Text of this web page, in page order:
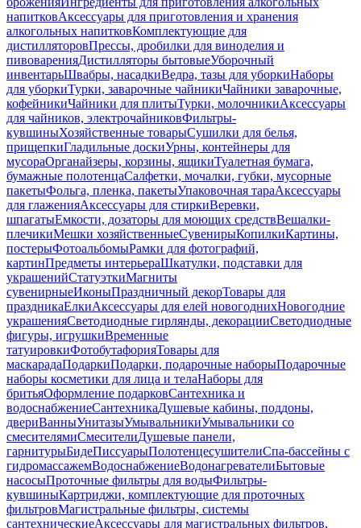
напитковАксессуары для приготовления и хранения
алкогольных напитковКомплектующие для
дистилляторовПрессы, дробилки для виноделия и
пивоваренияДистилляторы бытовыеУборочный
инвентарьШвабры, насадкиВедра, тазы для уборкиНаборы
для уборкиТурки, заварочные чайникиЧайники заварочные,
кофейникиЧайники для плитыТурки, молочникиАксессуары
для чайников, электрочайниковФильтры-
кувшиныХозяйственные товарыСушилки для белья,
прищепкиГладильные доскиУрны, контейнеры для
мусораОрганайзеры, корзины, ящикиТуалетная бумага,
бумажные полотенцаСалфетки, мочалки, губки, мусорные
пакетыФольга, пленка, пакетыУпаковочная тараАксессуары
для глаженияАксессуары для стиркиВеревки,
шпагатыЕмкости, дозаторы для моющих средствВешалки-
плечикиМешки хозяйственныеСувенирыКопилкиКартины,
постерыФотоальбомыРамки для фотографий,
картинПредметы интерьераШкатулки, подставки для
украшенийСтатуэткиМагниты
сувенирныеИконыПраздничный декорТовары для
праздникаЕлкиАксессуары для елей новогоднихНовогодние
украшенияСветодиодные гирлянды, декорацииСветодиодные
фигуры, игрушкиВременные
татуировкиФотобутафорияТовары для
маскарадаПодаркиПодарки, подарочные наборыПодарочные
наборы косметики для лица и телаНаборы для
бритьяОформление подарковСантехника и
водоснабжениеСантехникаДушевые кабины, поддоны,
двериВанныУнитазыУмывальникиУмывальники со
смесителямиСмесителиДушевые панели,
гарнитурыБидеПиссуарыПолотенцесушителиСпа-бассейны с
гидромассажемВодоснабжениеВодонагревателиБытовые
насосыПроточные фильтры для водыФильтры-
кувшиныКартриджи, комплектующие для проточных
фильтровМагистральные фильтры, системы
сантехническиеАксессуары для магистральных фильтров,